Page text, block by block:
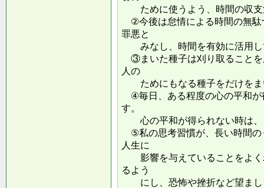
ために使うよう、時間の収支
②今後は怠情による時間の無駄
罪悪と
みなし、時間を有効に活用し
③まいた種子は刈り取ることを
人の
ためにもなる種子をだけをま
④毎日、ある程度の心の平和が
す。
心の平和が得られない時は、
⑤私の思考習慣が、長い時間の
人生に
影響を与えていることをよく
るよう
にし、恐怖や挫折など望まし